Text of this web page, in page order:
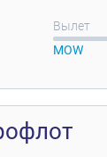
Вылет
MOW